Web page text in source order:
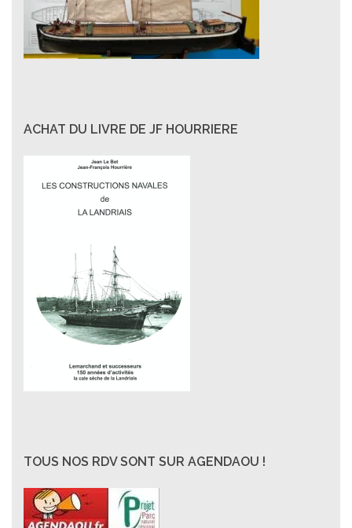
ACHAT DU LIVRE DE JF HOURRIERE
TOUS NOS RDV SONT SUR AGENDAOU !